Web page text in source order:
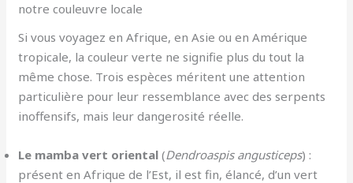
notre couleuvre locale
Si vous voyagez en Afrique, en Asie ou en Amérique
tropicale, la couleur verte ne signifie plus du tout la
même chose. Trois espèces méritent une attention
particulière pour leur ressemblance avec des serpents
inoffensifs, mais leur dangerosité réelle.
Le mamba vert oriental (Dendroaspis angusticeps) :
présent en Afrique de l’Est, il est fin, élancé, d’un vert